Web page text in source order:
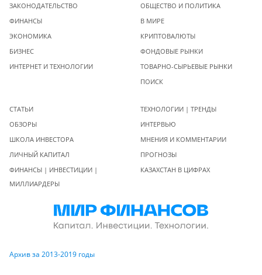
ЗАКОНОДАТЕЛЬСТВО
ФИНАНСЫ
ЭКОНОМИКА
БИЗНЕС
ИНТЕРНЕТ И ТЕХНОЛОГИИ
ОБЩЕСТВО И ПОЛИТИКА
В МИРЕ
КРИПТОВАЛЮТЫ
ФОНДОВЫЕ РЫНКИ
ТОВАРНО-СЫРЬЕВЫЕ РЫНКИ
ПОИСК
СТАТЬИ
ОБЗОРЫ
ШКОЛА ИНВЕСТОРА
ЛИЧНЫЙ КАПИТАЛ
ФИНАНСЫ | ИНВЕСТИЦИИ |
МИЛЛИАРДЕРЫ
ТЕХНОЛОГИИ | ТРЕНДЫ
ИНТЕРВЬЮ
МНЕНИЯ И КОММЕНТАРИИ
ПРОГНОЗЫ
КАЗАХСТАН В ЦИФРАХ
Архив за 2013-2019 годы